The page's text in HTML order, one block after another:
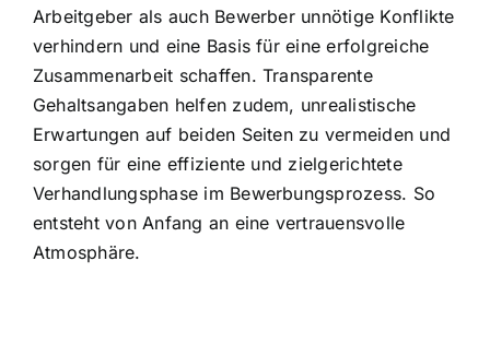
Arbeitgeber als auch Bewerber unnötige Konflikte
verhindern und eine Basis für eine erfolgreiche
Zusammenarbeit schaffen. Transparente
Gehaltsangaben helfen zudem, unrealistische
Erwartungen auf beiden Seiten zu vermeiden und
sorgen für eine effiziente und zielgerichtete
Verhandlungsphase im Bewerbungsprozess. So
entsteht von Anfang an eine vertrauensvolle
Atmosphäre.